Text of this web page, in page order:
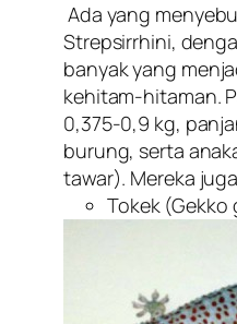
Ada yang
Strepsirrhini,
banyak yang
kehitam-hitaman.
0,375-0,9 kg,
burung, serta
tawar). Mereka
Tokek (Gekko